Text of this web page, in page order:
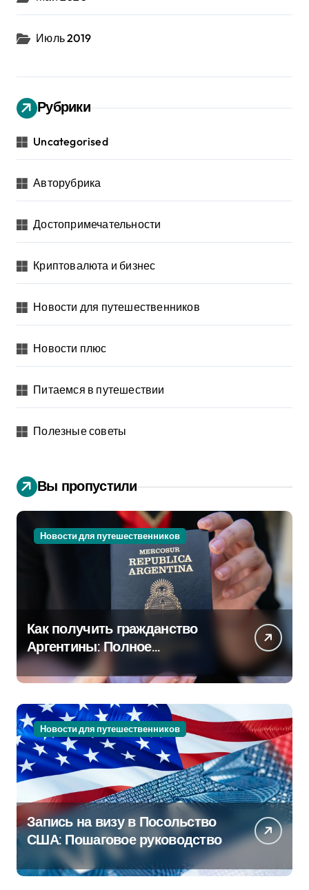
Июль 2019
Рубрики
Uncategorised
Авторубрика
Достопримечательности
Криптовалюта и бизнес
Новости для путешественников
Новости плюс
Питаемся в путешествии
Полезные советы
Вы пропустили
Новости для путешественников
Как получить гражданство
Аргентины: Полное
руководство
Новости для путешественников
Запись на визу в Посольство
США: Пошаговое руководство